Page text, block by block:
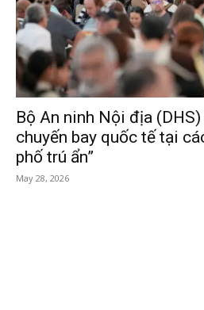
Bộ An ninh Nội địa
chuyến bay quốc tế tại
phố trú ẩn”
May 28, 2026